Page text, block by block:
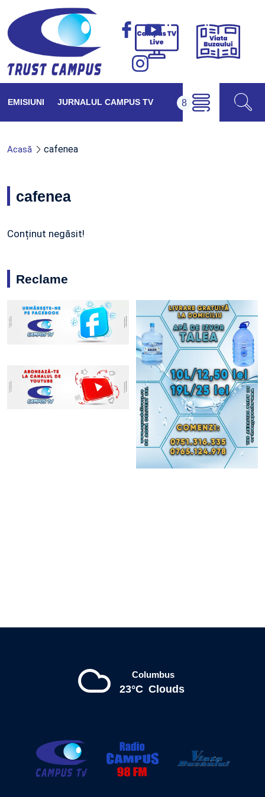
Campus
Viața
EMISIUNI JURNALUL CAMPUS TV
Acasă cafenea
cafenea
Conținut negăsit!
Reclame
Columbus
23°C Clouds